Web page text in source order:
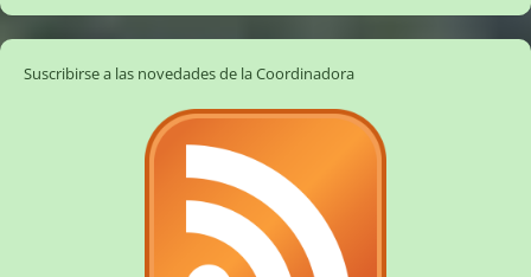
Suscribirse a las novedades de la Coordinadora